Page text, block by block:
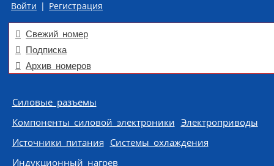
Войти | Регистрация
Свежий номер
Подписка
Архив номеров
Skip to content
Силовые разъемы
Компоненты силовой электроники Электроприводы
Источники питания Системы охлаждения
Индукционный нагрев